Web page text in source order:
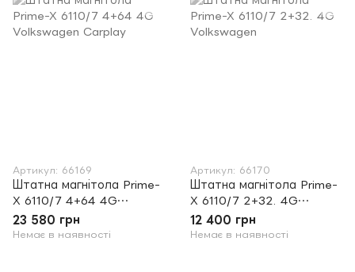
Артикул: 66169
Штатна магнітола Prime-
X 6110/7 4+64 4G
Volkswagen Carplay
23 580 грн
Немає в наявності
Артикул: 66170
Штатна магнітола Prime-
X 6110/7 2+32. 4G
Volkswagen
12 400 грн
Немає в наявності